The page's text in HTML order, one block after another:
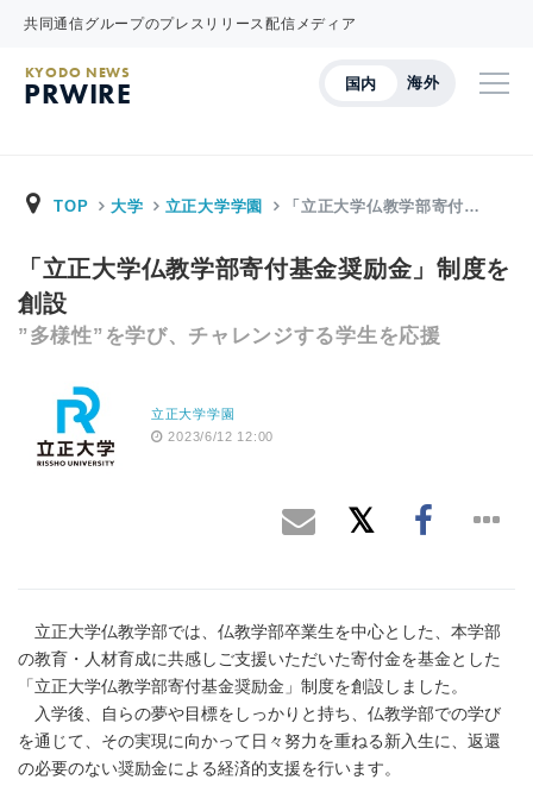
共同通信グループのプレスリリース配信メディア
国内 海外
KYODO NEWS
PRWIRE
TOP 大学 立正大学学園 「立正大学仏教学部寄付…
「立正大学仏教学部寄付基金奨励金」制度を
創設
”多様性”を学び、チャレンジする学生を応援
立正大学学園
2023/6/12 12:00
立正大学仏教学部では、仏教学部卒業生を中心とした、本学部
の教育・人材育成に共感しご支援いただいた寄付金を基金とした
「立正大学仏教学部寄付基金奨励金」制度を創設しました。
入学後、自らの夢や目標をしっかりと持ち、仏教学部での学び
を通じて、その実現に向かって日々努力を重ねる新入生に、返還
の必要のない奨励金による経済的支援を行います。